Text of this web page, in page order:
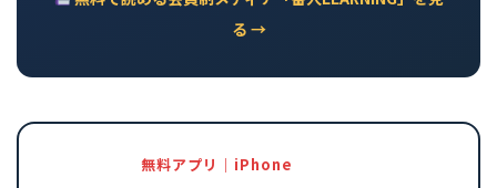
る →
無料アプリ｜iPhone